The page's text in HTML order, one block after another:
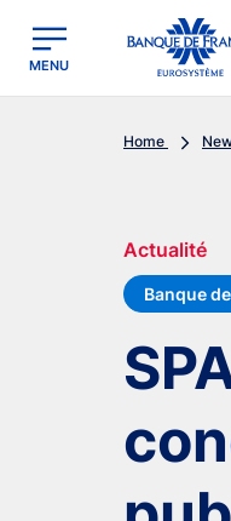
Banque de France -
MENU
Home
Actualité
Banque